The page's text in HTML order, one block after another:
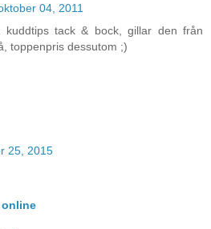
04, 2011
kuddtips tack & bock, gillar den från
toppenpris dessutom ;)
25, 2015